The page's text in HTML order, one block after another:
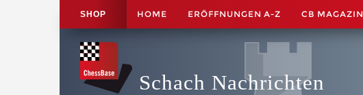
SHOP HOME ERÖFFNUNGEN A-Z CB MAGAZIN
Schach Nachrichten